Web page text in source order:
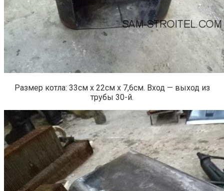
Размер котла: 33см х 22см х 7,6см. Вход — выход из
трубы 30-й.